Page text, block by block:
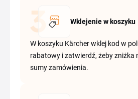
Wklejenie w koszyku
W koszyku Kärcher wklej kod w
rabatowy i zatwierdź, żeby zniżka
sumy zamówienia.